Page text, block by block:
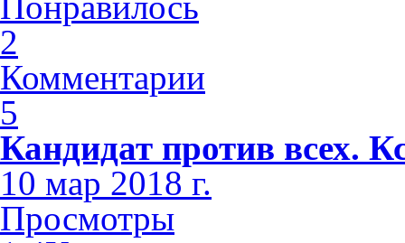
2
Комментарии
5
Кандидат против всех.
10 мар 2018 г.
Просмотры